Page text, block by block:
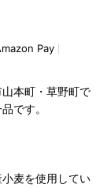
Pay
本町・草野町で
です。
麦を使用してい